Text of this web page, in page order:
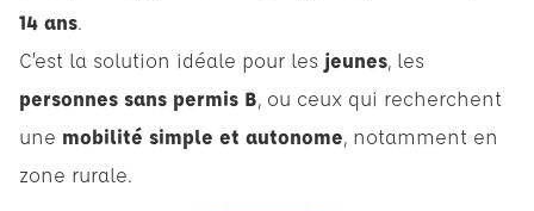
14 ans.
C’est la solution idéale pour les jeunes, les
personnes sans permis B, ou ceux qui recherchent
une mobilité simple et autonome, notamment en
zone rurale.